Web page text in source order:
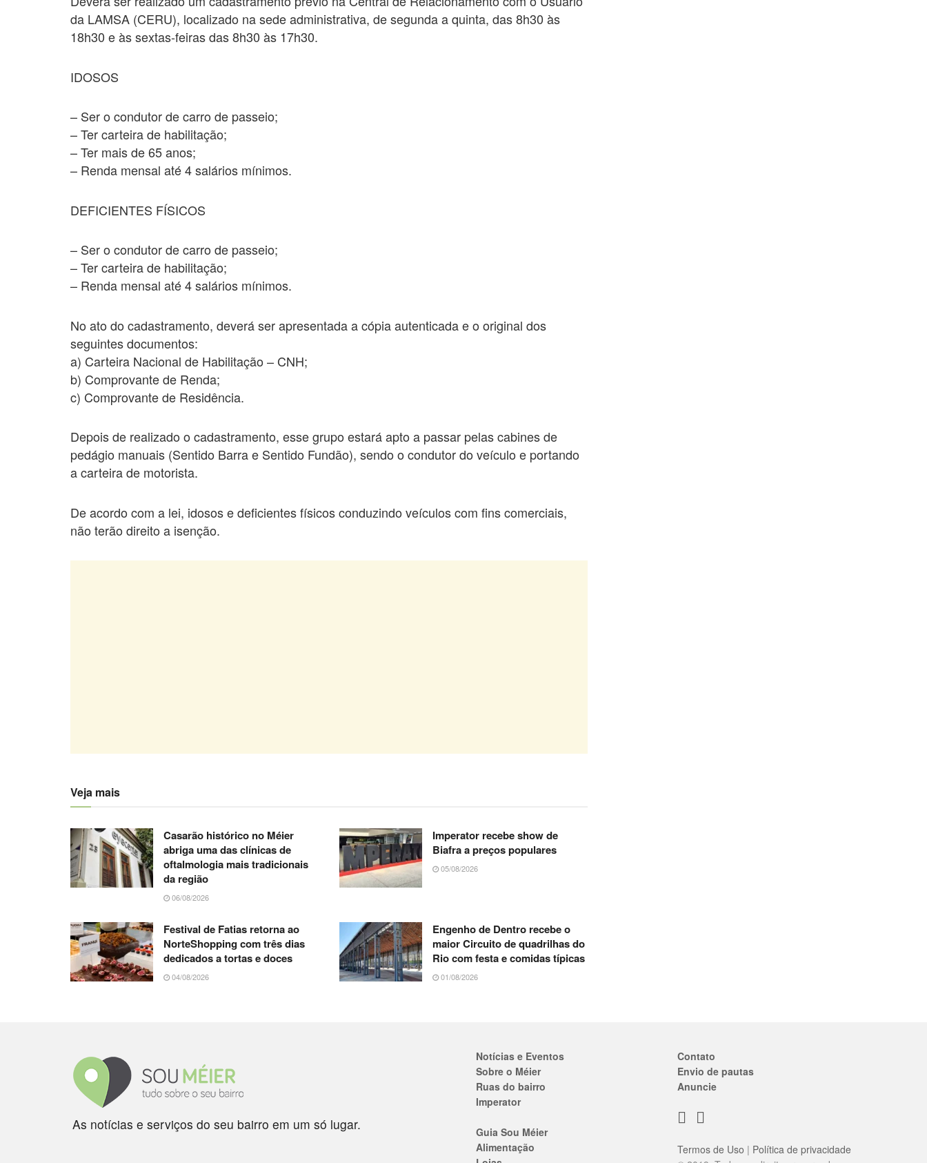
da LAMSA (CERU), localizado na sede administrativa, de segunda a quinta, das 8h30 às
18h30 e às sextas-feiras das 8h30 às 17h30.
IDOSOS
– Ser o condutor de carro de passeio;
– Ter carteira de habilitação;
– Ter mais de 65 anos;
– Renda mensal até 4 salários mínimos.
DEFICIENTES FÍSICOS
– Ser o condutor de carro de passeio;
– Ter carteira de habilitação;
– Renda mensal até 4 salários mínimos.
No ato do cadastramento, deverá ser apresentada a cópia autenticada e o original dos
seguintes documentos:
a) Carteira Nacional de Habilitação – CNH;
b) Comprovante de Renda;
c) Comprovante de Residência.
Depois de realizado o cadastramento, esse grupo estará apto a passar pelas cabines de
pedágio manuais (Sentido Barra e Sentido Fundão), sendo o condutor do veículo e portando
a carteira de motorista.
De acordo com a lei, idosos e deficientes físicos conduzindo veículos com fins comerciais,
não terão direito a isenção.
Veja mais
Casarão histórico no Méier
abriga uma das clínicas de
oftalmologia mais tradicionais
da região
06/08/2026
Imperator recebe show de
Biafra a preços populares
05/08/2026
Festival de Fatias retorna ao
NorteShopping com três dias
dedicados a tortas e doces
04/08/2026
Engenho de Dentro recebe o
maior Circuito de quadrilhas do
Rio com festa e comidas típicas
01/08/2026
As notícias e serviços do seu bairro em um só lugar.
Notícias e Eventos
Sobre o Méier
Ruas do bairro
Imperator
Guia Sou Méier
Alimentação
Contato
Envio de pautas
Anuncie
Termos de Uso | Política de privacidade